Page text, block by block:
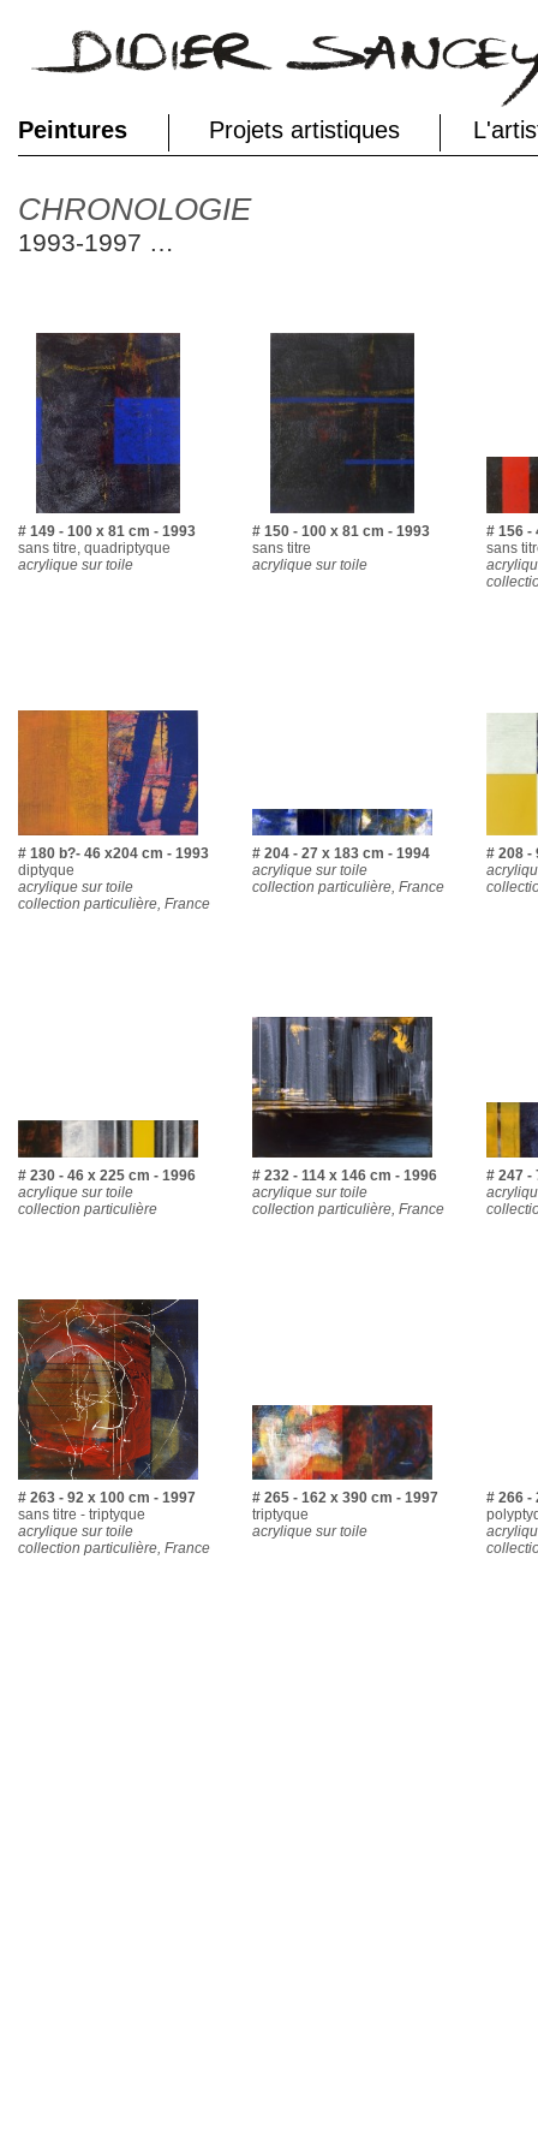
Peintures Projets artistiques
CHRONOLOGIE
1993-1997 …
# 149 - 100 x 81 cm - 1993
sans titre, quadriptyque
acrylique sur toile
# 150 - 100 x 81 cm - 1993
sans titre
acrylique sur toile
# 156 -
sans
# 180 b?- 46 x204 cm - 1993
diptyque
acrylique sur toile
collection particulière, France
# 204 - 27 x 183 cm - 1994
acrylique sur toile
collection particulière, France
# 208 -
# 230 - 46 x 225 cm - 1996
acrylique sur toile
collection particulière
# 232 - 114 x 146 cm - 1996
acrylique sur toile
collection particulière, France
# 247 -
# 263 - 92 x 100 cm - 1997
sans titre - triptyque
acrylique sur toile
collection particulière, France
# 265 - 162 x 390 cm - 1997
triptyque
acrylique sur toile
# 266 -